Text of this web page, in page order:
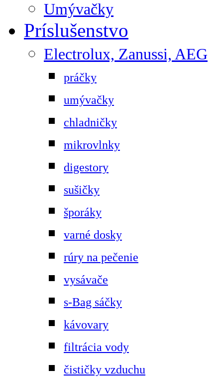
Umývačky
Príslušenstvo
Electrolux, Zanussi, AEG
práčky
umývačky
chladničky
mikrovlnky
digestory
sušičky
šporáky
varné dosky
rúry na pečenie
vysávače
s-Bag sáčky
kávovary
filtrácia vody
čističky vzduchu